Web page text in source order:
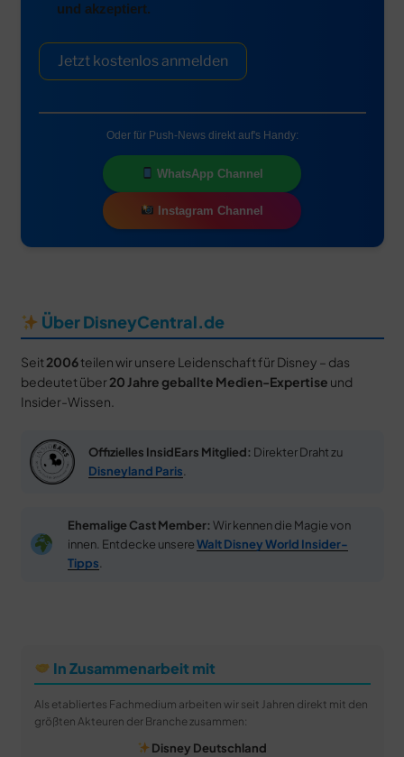
und akzeptiert.
Jetzt kostenlos anmelden
Oder für Push-News direkt auf's Handy:
WhatsApp Channel
Instagram Channel
Über DisneyCentral.de
Seit 2006teilen wir unsere Leidenschaft für Disney – das
bedeutet über 20 Jahre geballte Medien-Expertise und
Insider-Wissen.
Offizielles InsidEars Mitglied: Direkter Draht zu
Disneyland Paris
Ehemalige Cast Member: Wir kennen die Magie von
innen. Entdecke unsereWalt Disney World Insider-
Tipps
In Zusammenarbeit mit
Als etabliertes Fachmedium arbeiten wir seit Jahren direkt mit den
größten Akteuren der Branche zusammen:
Disney Deutschland